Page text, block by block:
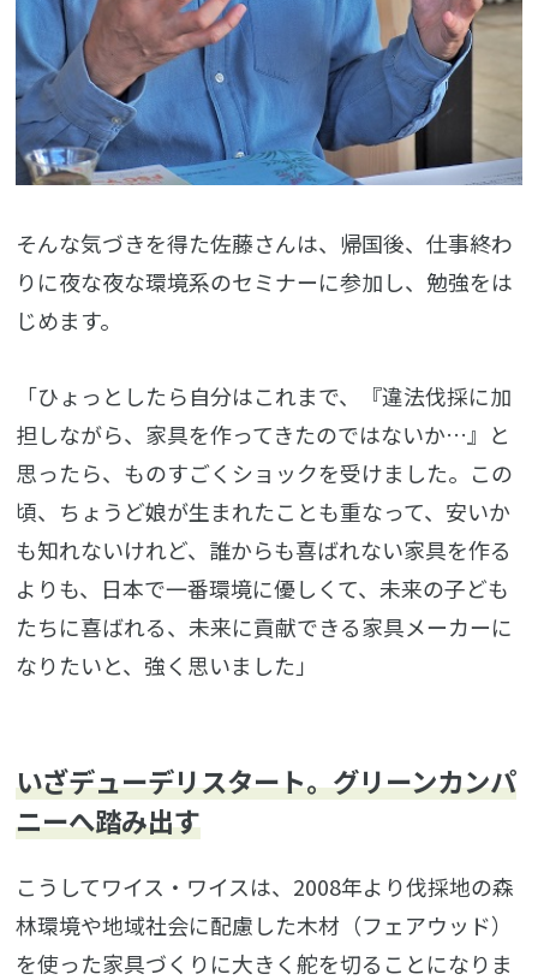
そんな気づきを得た佐藤さんは、帰国後、仕事終わ
りに夜な夜な環境系のセミナーに参加し、勉強をは
じめます。
「ひょっとしたら自分はこれまで、『違法伐採に加
担しながら、家具を作ってきたのではないか…』と
思ったら、ものすごくショックを受けました。この
頃、ちょうど娘が生まれたことも重なって、安いか
も知れないけれど、誰からも喜ばれない家具を作る
よりも、日本で一番環境に優しくて、未来の子ども
たちに喜ばれる、未来に貢献できる家具メーカーに
なりたいと、強く思いました」
いざデューデリスタート。グリーンカンパ
ニーへ踏み出す
こうしてワイス・ワイスは、2008年より伐採地の森
林環境や地域社会に配慮した木材（フェアウッド）
を使った家具づくりに大きく舵を切ることになりま